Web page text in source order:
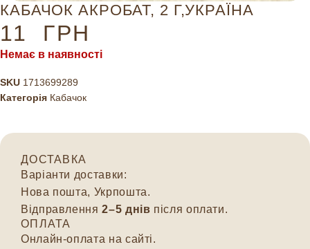
КАБАЧОК АКРОБАТ, 2 Г,УКРАЇНА
11 ГРН
Немає в наявності
SKU 1713699289
Категорія Кабачок
ДОСТАВКА
Варіанти доставки:
Нова пошта, Укрпошта.
Відправлення2–5 днів після оплати.
ОПЛАТА
Онлайн-оплата на сайті.